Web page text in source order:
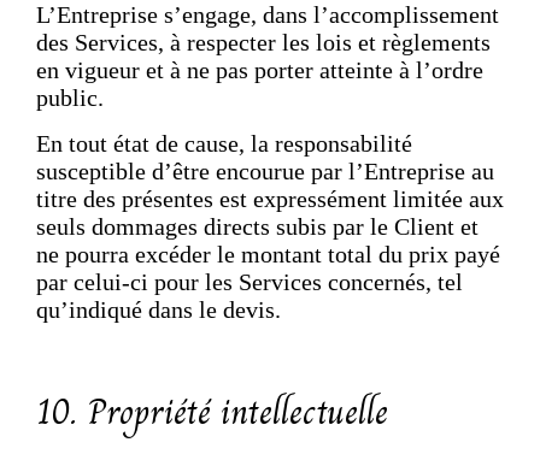
L’Entreprise s’engage, dans l’accomplissement
des Services, à respecter les lois et règlements
en vigueur et à ne pas porter atteinte à l’ordre
public.
En tout état de cause, la responsabilité
susceptible d’être encourue par l’Entreprise au
titre des présentes est expressément limitée aux
seuls dommages directs subis par le Client et
ne pourra excéder le montant total du prix payé
par celui-ci pour les Services concernés, tel
qu’indiqué dans le devis.
10. Propriété intellectuelle